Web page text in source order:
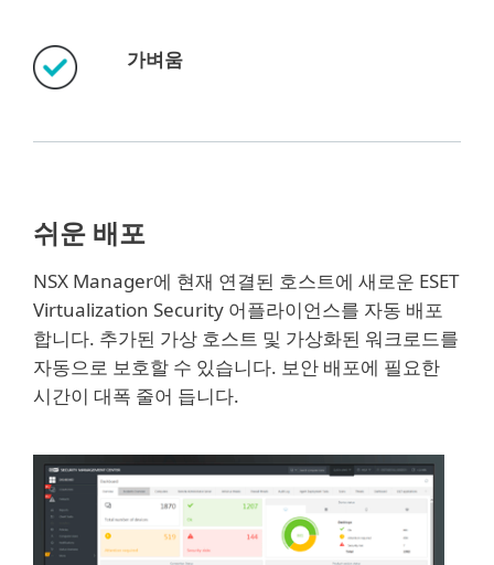
가벼움
쉬운 배포
NSX Manager에 현재 연결된 호스트에 새로운 ESET
Virtualization Security 어플라이언스를 자동 배포
합니다. 추가된 가상 호스트 및 가상화된 워크로드를
자동으로 보호할 수 있습니다. 보안 배포에 필요한
시간이 대폭 줄어 듭니다.